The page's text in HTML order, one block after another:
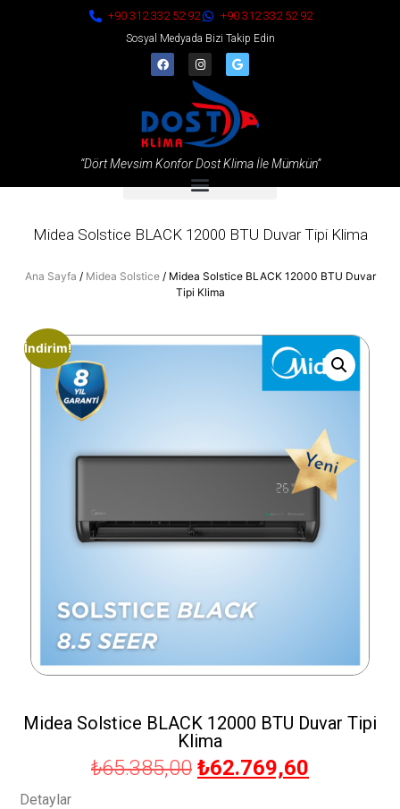
+90 312 332 52 92 +90 312 332 52 92
Sosyal Medyada Bizi Takip Edin
“Dört Mevsim Konfor Dost Klima İle Mümkün”
Midea Solstice BLACK 12000 BTU Duvar Tipi Klima
Ana Sayfa / Midea Solstice/ Midea Solstice BLACK 12000 BTU Duvar
Tipi Klima
İndirim!
Midea Solstice BLACK 12000 BTU Duvar Tipi
Klima
₺65.385,00 ₺62.769,60
Detaylar